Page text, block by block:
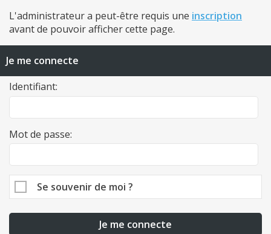
L'administrateur a peut-être requis une inscription
avant de pouvoir afficher cette page.
Je me connecte
Identifiant:
Mot de passe:
Se souvenir de moi ?
Je me connecte